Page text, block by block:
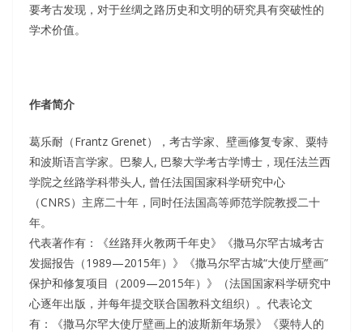
要考古发现，对于丝绸之路历史和文明的研究具有突破性的
学术价值。
作者简介
葛乐耐（Frantz Grenet），考古学家、壁画修复专家、粟特
和波斯语言学家。巴黎人, 巴黎大学考古学博士，现任法兰西
学院之丝路学科带头人, 曾任法国国家科学研究中心
（CNRS）主席二十年，同时任法国高等师范学院教授二十
年。
代表著作有：《丝路拜火教两千年史》《撒马尔罕古城考古
发掘报告（1989—2015年）》《撒马尔罕古城“大使厅壁画”
保护和修复项目（2009—2015年）》（法国国家科学研究中
心逐年出版，并每年提交联合国教科文组织）。代表论文
有：《撒马尔罕大使厅壁画上的波斯新年场景》《粟特人的